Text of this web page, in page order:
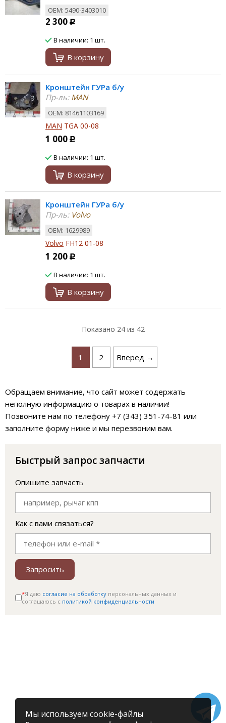
ОЕМ: 5490-3403010
2 300 Р
В наличии: 1 шт.
В корзину
Кронштейн ГУРа б/у
Пр-ль:MAN
ОЕМ: 81461103169
MAN TGA 00-08
1 000 Р
В наличии: 1 шт.
В корзину
Кронштейн ГУРа б/у
Пр-ль:Volvo
ОЕМ: 1629989
Volvo FH12 01-08
1 200 Р
В наличии: 1 шт.
В корзину
Показано 24из 42
1 2 Вперед →
Обращаем внимание, что сайт может содержать
неполную информацию о товарах в наличии!
Позвоните нам по телефону +7 (343) 351-74-81 или
заполните форму ниже и мы перезвоним вам.
Быстрый запрос запчасти
Опишите запчасть
Как с вами связаться?
Запросить
*Я даю согласие на обработку персональных данных и
соглашаюсь c политикой конфиденциальности
Мы используем cookie-файлы